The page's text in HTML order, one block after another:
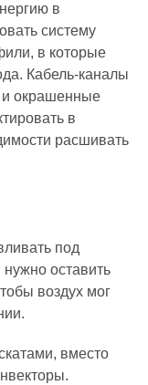
в
систему
в которые
Кабель-каналы
и окрашенные
в
расшивать
под
оставить
воздух мог
вместо